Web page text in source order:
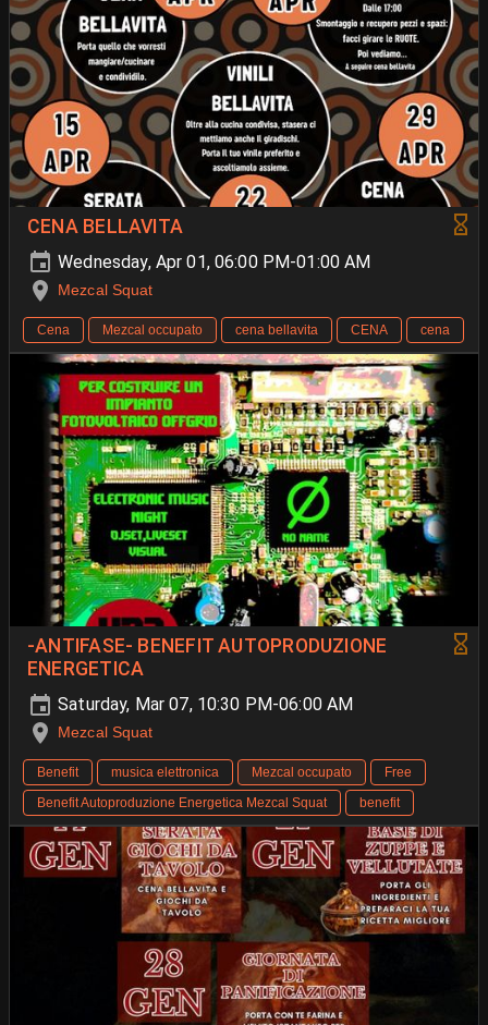
CENA BELLAVITA
Wednesday, Apr 01, 06:00 PM-01:00 AM
Mezcal Squat
Cena Mezcal occupato cena bellavita CENA cena
-ANTIFASE- BENEFIT AUTOPRODUZIONE
ENERGETICA
Saturday, Mar 07, 10:30 PM-06:00 AM
Mezcal Squat
Benefit musica elettronica Mezcal occupato
Free
Benefit Autoproduzione Energetica Mezcal Squat
benefit